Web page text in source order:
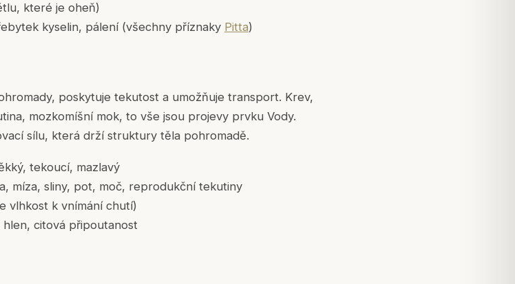
které je oheň)
kyselin, pálení (všechny příznaky Pitta)
poskytuje tekutost a umožňuje transport. Krev,
mozkomíšní mok, to vše jsou projevy prvku Vody.
sílu, která drží struktury těla pohromadě.
tekoucí, mazlavý
míza, sliny, pot, moč, reprodukční tekutiny
vlhkost k vnímání chutí)
citová připoutanost